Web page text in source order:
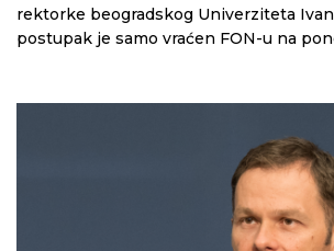
rektorke beogradskog Univerziteta
postupak je samo vraćen FON-u na
izricanju mere Malom, ali da ne očekuje